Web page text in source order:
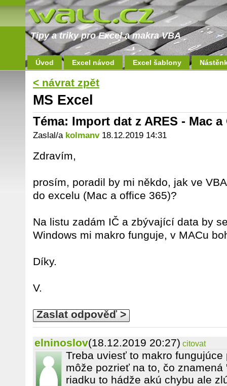
Tipy a triky pro Excel a makra VBA
Úvod Excel návod Excel šablony
< návrat zpět
MS Excel
Téma: Import dat z ARES - Mac
Zaslal/a kolmanv18.12.2019 14:31
Zdravím,
prosím, poradil by mi někdo, jak ve
do excelu (Mac a office 365)?
Na listu zadám IČ a zbývající data by
Windows mi makro funguje, v MACu
Díky.
V.
Zaslat odpověď >
elninoslov(18.12.2019 20:27) citovat
Treba uviesť to makro
môže pozrieť na to, čo znamená
riadku to hádže akú chybu ale